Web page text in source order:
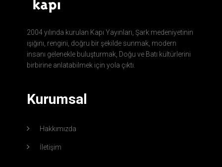
2004 yılında kurulan Kapı Yayınları, Şark medeniyetinin
ışığını, rengini, doğru bir şekilde sunmak, modern
insanı gelenekle buluşturmak, Doğu ve Batı kültürlerini
birbirine anlatabilmek için yola çıktı.
Kurumsal
Hakkımızda
İletişim